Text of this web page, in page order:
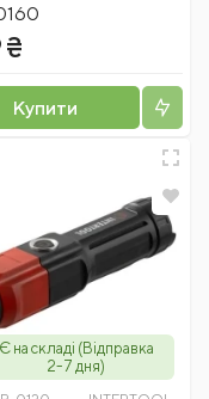
₴
Купити
Є на складі (Відправка
2-7 дня)